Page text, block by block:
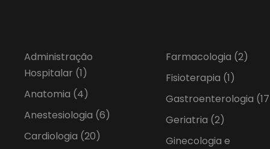
Administração
Hospitalar (1)
Anatomia (4)
Anestesiologia (6)
Cardiologia (20)
Farmacologia (2)
Fisioterapia (1)
Gastroenterologia
Geriatria (2)
Ginecologia e